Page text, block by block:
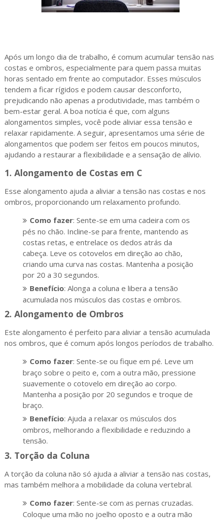
Após um longo dia de trabalho, é comum acumular tensão nas
costas e ombros, especialmente para quem passa muitas
horas sentado em frente ao computador. Esses músculos
tendem a ficar rígidos e podem causar desconforto,
prejudicando não apenas a produtividade, mas também o
bem-estar geral. A boa notícia é que, com alguns
alongamentos simples, você pode aliviar essa tensão e
relaxar rapidamente. A seguir, apresentamos uma série de
alongamentos que podem ser feitos em poucos minutos,
ajudando a restaurar a flexibilidade e a sensação de alívio.
1. Alongamento de Costas em C
Esse alongamento ajuda a aliviar a tensão nas costas e nos
ombros, proporcionando um relaxamento profundo.
Como fazer: Sente-se em uma cadeira com os
pés no chão. Incline-se para frente, mantendo as
costas retas, e entrelace os dedos atrás da
cabeça. Leve os cotovelos em direção ao chão,
criando uma curva nas costas. Mantenha a posição
por 20 a 30 segundos.
Benefício: Alonga a coluna e libera a tensão
acumulada nos músculos das costas e ombros.
2. Alongamento de Ombros
Este alongamento é perfeito para aliviar a tensão acumulada
nos ombros, que é comum após longos períodos de trabalho.
Como fazer: Sente-se ou fique em pé. Leve um
braço sobre o peito e, com a outra mão, pressione
suavemente o cotovelo em direção ao corpo.
Mantenha a posição por 20 segundos e troque de
braço.
Benefício: Ajuda a relaxar os músculos dos
ombros, melhorando a flexibilidade e reduzindo a
tensão.
3. Torção da Coluna
A torção da coluna não só ajuda a aliviar a tensão nas costas,
mas também melhora a mobilidade da coluna vertebral.
Como fazer: Sente-se com as pernas cruzadas.
Coloque uma mão no joelho oposto e a outra mão